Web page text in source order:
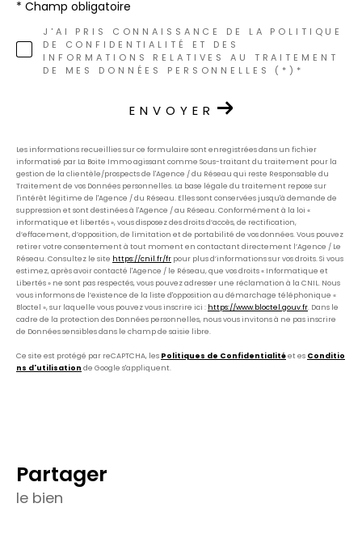
J'AI PRIS CONNAISSANCE DE LA POLITIQUE
DE CONFIDENTIALITÉ ET DES
INFORMATIONS RELATIVES AU TRAITEMENT
DE MES DONNÉES PERSONNELLES (*)*
* Champ obligatoire
ENVOYER
Les informations recueillies sur ce formulaire sont enregistrées dans un fichier
informatisé par La Boite Immo agissant comme Sous-traitant du traitement pour la
gestion de la clientèle/prospects de l'Agence / du Réseau qui reste Responsable du
Traitement de vos Données personnelles. La base légale du traitement repose sur
l'intérêt légitime de l'Agence / du Réseau. Elles sont conservées jusqu'à demande de
suppression et sont destinées à l'Agence / au Réseau. Conformément à la loi «
informatique et libertés », vous disposez des droits d’accès, de rectification,
d’effacement, d’opposition, de limitation et de portabilité de vos données. Vous pouvez
retirer votre consentement à tout moment en contactant directement l’Agence / Le
Réseau. Consultez le site https://cnil.fr/fr pour plus d’informations sur vos droits. Si vous
estimez, après avoir contacté l'Agence / le Réseau, que vos droits « Informatique et
Libertés » ne sont pas respectés, vous pouvez adresser une réclamation à la CNIL. Nous
vous informons de l’existence de la liste d'opposition au démarchage téléphonique «
Bloctel », sur laquelle vous pouvez vous inscrire ici : https://www.bloctel.gouv.fr. Dans le
cadre de la protection des Données personnelles, nous vous invitons à ne pas inscrire
de Données sensibles dans le champ de saisie libre.
Ce site est protégé par reCAPTCHA, les Politiques de Confidentialitéet es Conditio
ns d'utilisation de Google s'appliquent.
partager
le bien